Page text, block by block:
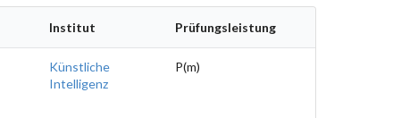
Institut Prüfungsleistung
Künstliche
Intelligenz
P(m)